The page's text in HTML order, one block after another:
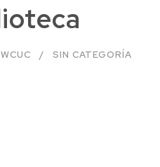
SIN CATEGORÍA